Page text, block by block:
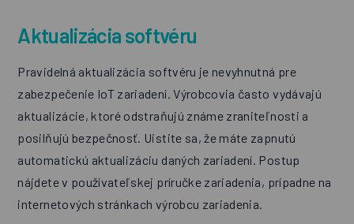
Aktualizácia softvéru
Pravidelná aktualizácia softvéru je nevyhnutná pre
zabezpečenie IoT zariadení. Výrobcovia často vydávajú
aktualizácie, ktoré odstraňujú známe zraniteľnosti a
posilňujú bezpečnosť. Uistite sa, že máte zapnutú
automatickú aktualizáciu daných zariadení. Postup
nájdete v používateľskej príručke zariadenia, prípadne na
internetových stránkach výrobcu zariadenia.